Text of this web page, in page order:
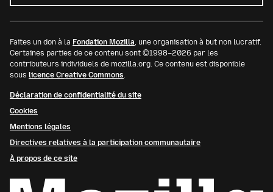
Faites un don à la Fondation Mozilla, une organisation à but non lucratif.
Certaines parties de ce contenu sont ©1998–2026 par les
contributeurs individuels de mozilla.org. Ce contenu est disponible
sous licence Creative Commons.
Déclaration de confidentialité du site
Cookies
Mentions légales
Directives relatives à la participation communautaire
À propos de ce site